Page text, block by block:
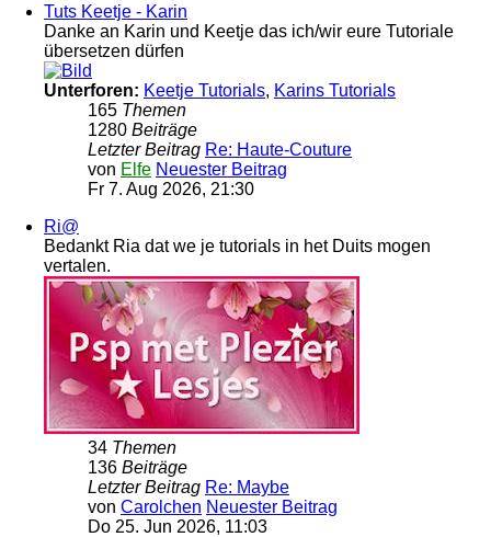
Tuts Keetje - Karin
Danke an Karin und Keetje das ich/wir eure Tutoriale
übersetzen dürfen
Unterforen: Keetje Tutorials, Karins Tutorials
165 Themen
1280 Beiträge
Letzter Beitrag Re: Haute-Couture
von Elfe Neuester Beitrag
Fr 7. Aug 2026, 21:30
Ri@
Bedankt Ria dat we je tutorials in het Duits mogen
vertalen.
34 Themen
136 Beiträge
Letzter Beitrag Re: Maybe
von Carolchen Neuester Beitrag
Do 25. Jun 2026, 11:03